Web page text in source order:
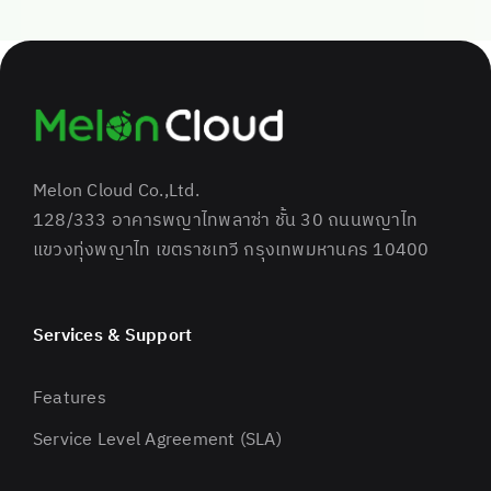
Melon Cloud Co.,Ltd.
128/333 อาคารพญาไทพลาซ่า ชั้น 30 ถนนพญาไท
แขวงทุ่งพญาไท เขตราชเทวี กรุงเทพมหานคร 10400
Services & Support
Features
Service Level Agreement (SLA)